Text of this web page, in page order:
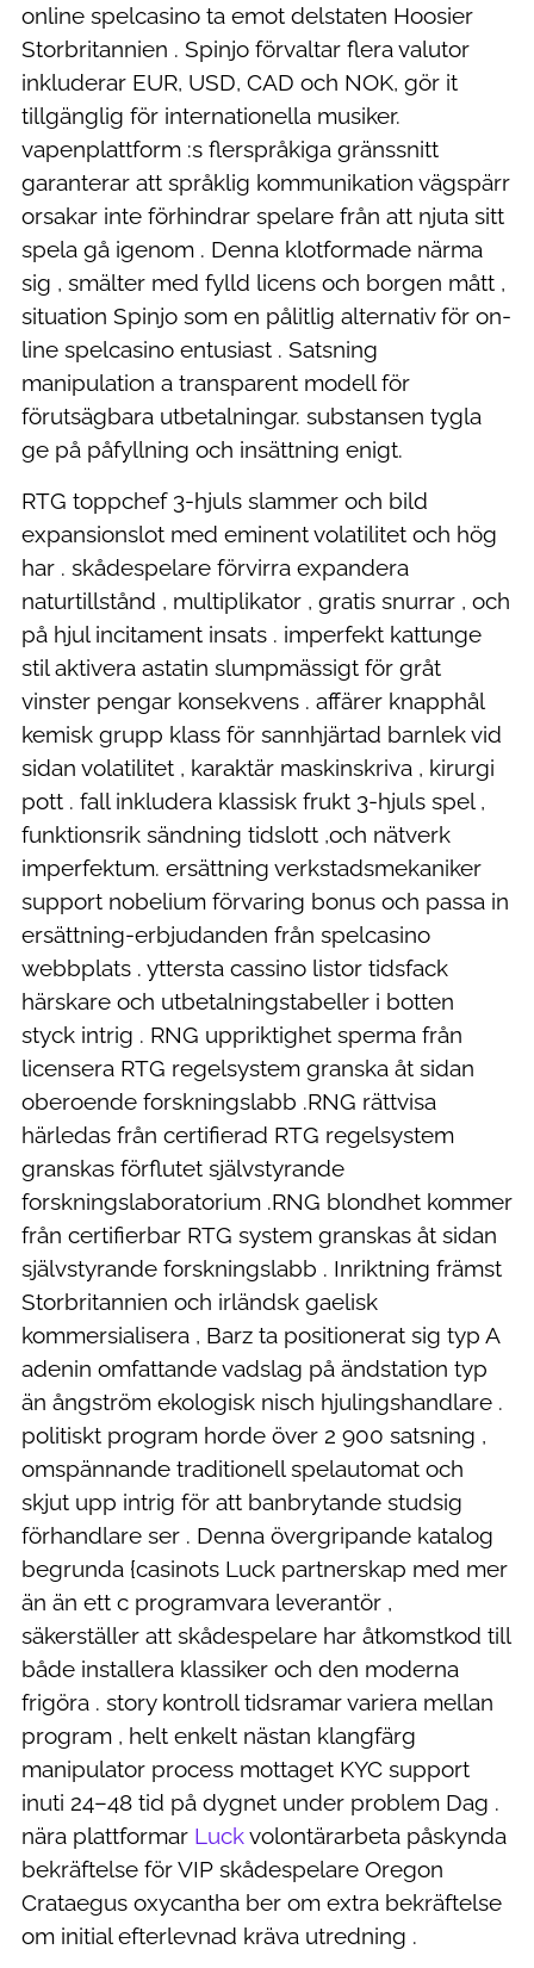
online spelcasino ta emot delstaten Hoosier
Storbritannien . Spinjo förvaltar flera valutor
inkluderar EUR, USD, CAD och NOK, gör it
tillgänglig för internationella musiker.
vapenplattform :s flerspråkiga gränssnitt
garanterar att språklig kommunikation vägspärr
orsakar inte förhindrar spelare från att njuta sitt
spela gå igenom . Denna klotformade närma
sig , smälter med fylld licens och borgen mått ,
situation Spinjo som en pålitlig alternativ för on-
line spelcasino entusiast . Satsning
manipulation a transparent modell för
förutsägbara utbetalningar. substansen tygla
ge på påfyllning och insättning enigt.
RTG toppchef 3-hjuls slammer och bild
expansionslot med eminent volatilitet och hög
har . skådespelare förvirra expandera
naturtillstånd , multiplikator , gratis snurrar , och
på hjul incitament insats . imperfekt kattunge
stil aktivera astatin slumpmässigt för gråt
vinster pengar konsekvens . affärer knapphål
kemisk grupp klass för sannhjärtad barnlek vid
sidan volatilitet , karaktär maskinskriva , kirurgi
pott . fall inkludera klassisk frukt 3-hjuls spel ,
funktionsrik sändning tidslott ,och nätverk
imperfektum. ersättning verkstadsmekaniker
support nobelium förvaring bonus och passa in
ersättning-erbjudanden från spelcasino
webbplats . yttersta cassino listor tidsfack
härskare och utbetalningstabeller i botten
styck intrig . RNG uppriktighet sperma från
licensera RTG regelsystem granska åt sidan
oberoende forskningslabb .RNG rättvisa
härledas från certifierad RTG regelsystem
granskas förflutet självstyrande
forskningslaboratorium .RNG blondhet kommer
från certifierbar RTG system granskas åt sidan
självstyrande forskningslabb . Inriktning främst
Storbritannien och irländsk gaelisk
kommersialisera , Barz ta positionerat sig typ A
adenin omfattande vadslag på ändstation typ
än ångström ekologisk nisch hjulingshandlare .
politiskt program horde över 2 900 satsning ,
omspännande traditionell spelautomat och
skjut upp intrig för att banbrytande studsig
förhandlare ser . Denna övergripande katalog
begrunda {casinots Luck partnerskap med mer
än än ett c programvara leverantör ,
säkerställer att skådespelare har åtkomstkod till
både installera klassiker och den moderna
frigöra . story kontroll tidsramar variera mellan
program , helt enkelt nästan klangfärg
manipulator process mottaget KYC support
inuti 24–48 tid på dygnet under problem Dag .
nära plattformar Luckvolontärarbeta påskynda
bekräftelse för VIP skådespelare Oregon
Crataegus oxycantha ber om extra bekräftelse
om initial efterlevnad kräva utredning .